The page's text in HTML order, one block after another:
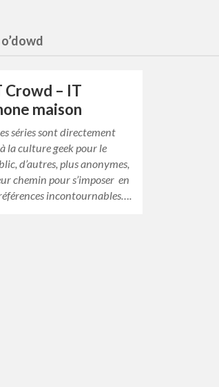
Crowd – IT
maison
séries sont directement
à la culture geek pour le
d’autres, plus anonymes,
chemin pour s’imposer en
incontournables….